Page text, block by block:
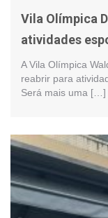
Vila Olímpica
atividades
A Vila Olímpica
reabrir para
Será mais uma […]